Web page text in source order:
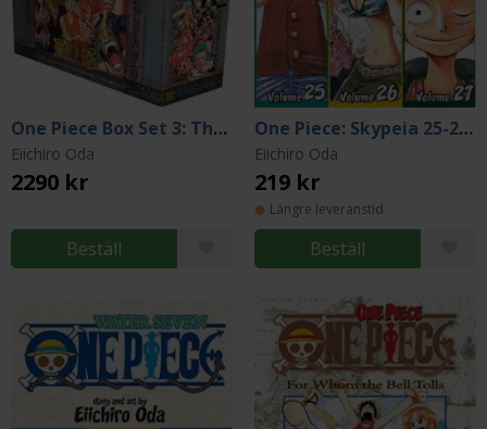
One Piece Box Set 3: Thriller Bark + New World, Vol 47-70
Eiichiro Oda
2290 kr
Beställ
One Piece: Skypeia 25-26-27
Eiichiro Oda
219 kr
Längre leveranstid
Beställ